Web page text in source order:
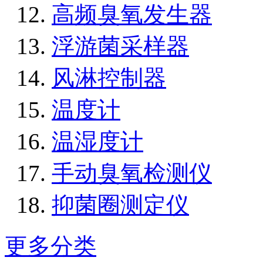
高频臭氧发生器
浮游菌采样器
风淋控制器
温度计
温湿度计
手动臭氧检测仪
抑菌圈测定仪
更多分类